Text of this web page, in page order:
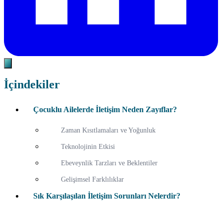
İçindekiler
Çocuklu Ailelerde İletişim Neden Zayıflar?
Zaman Kısıtlamaları ve Yoğunluk
Teknolojinin Etkisi
Ebeveynlik Tarzları ve Beklentiler
Gelişimsel Farklılıklar
Sık Karşılaşılan İletişim Sorunları Nelerdir?